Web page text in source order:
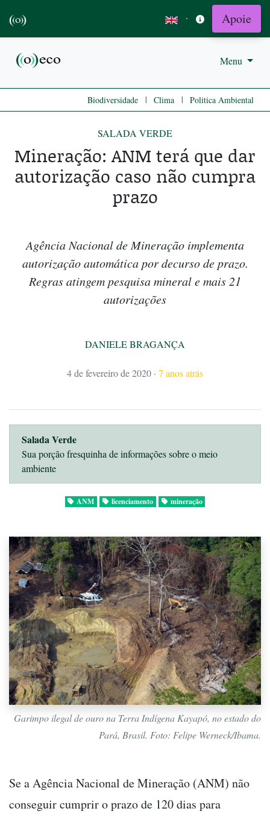
· Apoie
Menu
Biodiversidade | Clima | Politica Ambiental
SALADA VERDE
Mineração: ANM terá que dar
autorização caso não cumpra
prazo
Agência Nacional de Mineração implementa
autorização automática por decurso de prazo.
Regras atingem pesquisa mineral e mais 21
autorizações
DANIELE BRAGANÇA
4 de fevereiro de 2020 · 7 anos atrás
Salada Verde
Sua porção fresquinha de informações sobre o meio
ambiente
ANM licenciamento mineração
Garimpo ilegal de ouro na Terra Indígena Kayapó, no estado do
Pará, Brasil. Foto: Felipe Werneck/Ibama.
Se a Agência Nacional de Mineração (ANM) não
conseguir cumprir o prazo de 120 dias para